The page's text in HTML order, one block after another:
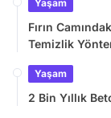
Yaşam
Fırın
Temizlik
Yaşam
2 Bin Yıllık